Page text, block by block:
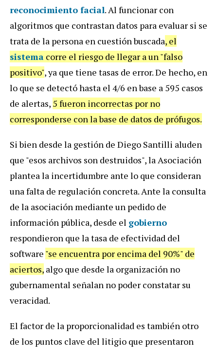
reconocimiento facial. Al funcionar con
algoritmos que contrastan datos para evaluar si se
trata de la persona en cuestión buscada, el
sistema corre el riesgo de llegar a un "falso
positivo", ya que tiene tasas de error. De hecho, en
lo que se detectó hasta el 4/6 en base a 595 casos
de alertas, 5 fueron incorrectas por no
corresponderse con la base de datos de prófugos.
Si bien desde la gestión de Diego Santilli aluden
que "esos archivos son destruidos", la Asociación
plantea la incertidumbre ante lo que consideran
una falta de regulación concreta. Ante la consulta
de la asociación mediante un pedido de
información pública, desde el gobierno
respondieron que la tasa de efectividad del
software "se encuentra por encima del 90%" de
aciertos, algo que desde la organización no
gubernamental señalan no poder constatar su
veracidad.
El factor de la proporcionalidad es también otro
de los puntos clave del litigio que presentaron